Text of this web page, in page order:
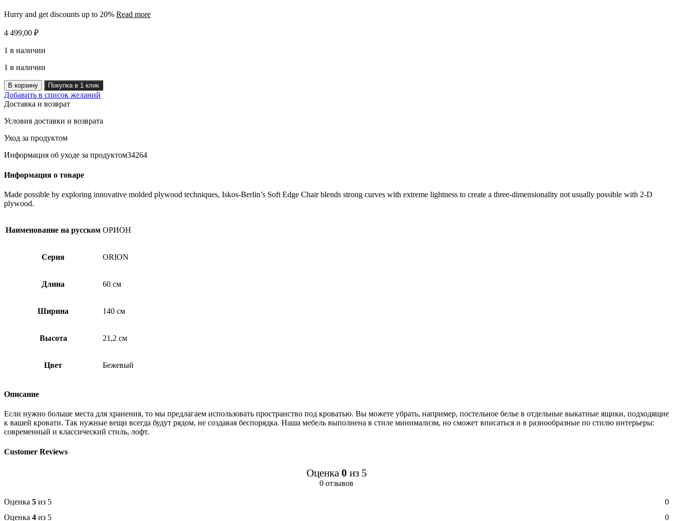
Hurry and get discounts up to 20% Read more
4 499,00 ₽
1 в наличии
1 в наличии
Количество
товара
ОРИОН
ящик
под
выкатной
сонома
В корзину Покупка в 1 клик
Добавить в список желаний
Доставка и возврат
Условия доставки и возврата
Уход за продуктом
Информация об уходе за продуктом34264
Информация о товаре
Made possible by exploring innovative molded plywood techniques, Iskos-Berlin’s Soft Edge Chair blends strong curves with extreme lightness to create a three-dimensionality not usually possible with 2-D
plywood.
Наименование на русском ОРИОН
Серия ORION
Длина 60 см
Ширина 140 см
Высота 21,2 см
Цвет Бежевый
Описание
Если нужно больше места для хранения, то мы предлагаем использовать пространство под кроватью. Вы можете убрать, например, постельное белье в отдельные выкатные ящики, подходящие
к вашей кровати. Так нужные вещи всегда будут рядом, не создавая беспорядка. Наша мебель выполнена в стиле минимализм, но сможет вписаться и в разнообразные по стилю интерьеры:
современный и классический стиль, лофт.
Customer Reviews
Оценка 0 из 5
0 отзывов
Оценка 5 из 5
0
Оценка 4 из 5
0